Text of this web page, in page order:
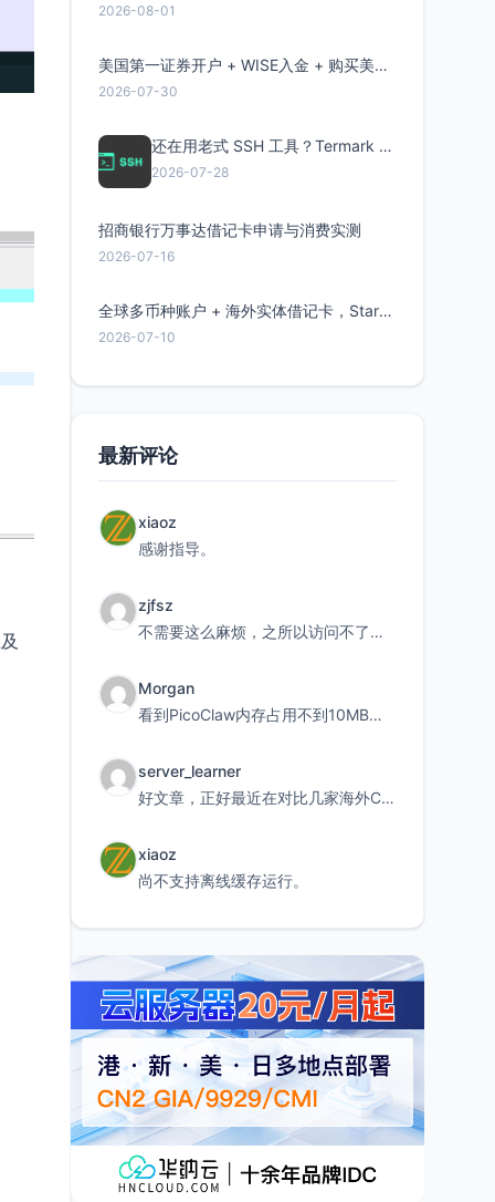
2026-08-01
美国第一证券开户 + WISE入金 + 购买美股全流程分享
2026-07-30
还在用老式 SSH 工具？Termark 新一代跨平台智能SSH客户端了解一下
2026-07-28
招商银行万事达借记卡申请与消费实测
2026-07-16
全球多币种账户 + 海外实体借记卡，Starryblu开户教程与注意事项
2026-07-10
最新评论
xiaoz
感谢指导。
zjfsz
不需要这么麻烦，之所以访问不了，是由于非对称路由的问题，在爱快主路由添加一条静态路由192.168.
Morgan
看到PicoClaw内存占用不到10MB这个数据真的很惊喜，确实很适合我这种想用旧设备折腾AI的小白
server_learner
好文章，正好最近在对比几家海外CDN。文中提到CF免费版不支持自定义回源端口和HOST这个痛点太真实
xiaoz
尚不支持离线缓存运行。